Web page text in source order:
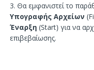
3. Θα εμφανιστεί το
Υπογραφής Αρχείων
Έναρξη (Start) για να
επιβεβαίωσης.